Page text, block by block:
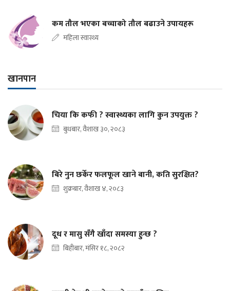
कम तौल भएका बच्चाको तौल बढाउने उपायहरू
महिला स्वास्थ्य
खानपान
चिया कि कफी ? स्वास्थ्यका लागि कुन उपयुक्त ?
बुधबार, वैशाख ३०, २०८३
बिरे नुन छर्केर फलफूल खाने बानी, कति सुरक्षित?
शुक्रबार, वैशाख ४, २०८३
दूध र मासु सँगै खाँदा समस्या हुन्छ ?
बिहीबार, मंसिर १८, २०८२